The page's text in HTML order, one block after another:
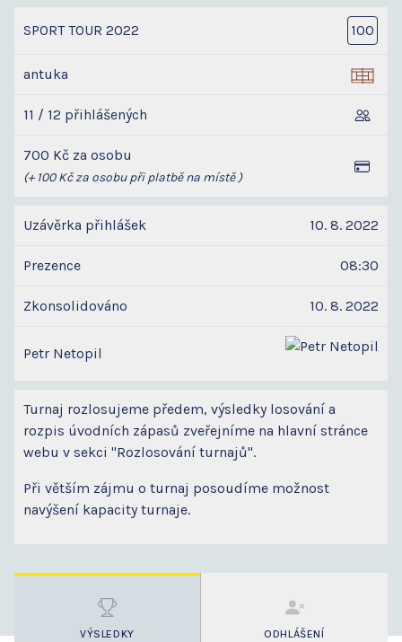
SPORT TOUR 2022 100
antuka
11 / 12 přihlášených
700 Kč za osobu
(+ 100 Kč za osobu při platbě na místě )
Uzávěrka přihlášek 10. 8. 2022
Prezence 08:30
Zkonsolidováno 10. 8. 2022
Petr Netopil
Turnaj rozlosujeme předem, výsledky losování a
rozpis úvodních zápasů zveřejníme na hlavní stránce
webu v sekci "Rozlosování turnajů".
Při větším zájmu o turnaj posoudíme možnost
navýšení kapacity turnaje.
VÝSLEDKY ODHLÁŠENÍ